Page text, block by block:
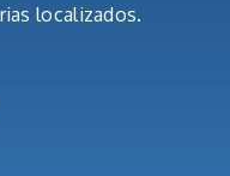
localizados.